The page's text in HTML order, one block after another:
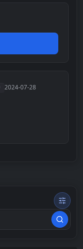
2024-07-28